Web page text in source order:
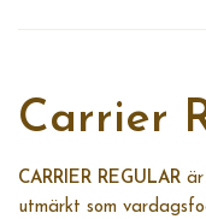
Carrier
CARRIER REGULAR
utmärkt som